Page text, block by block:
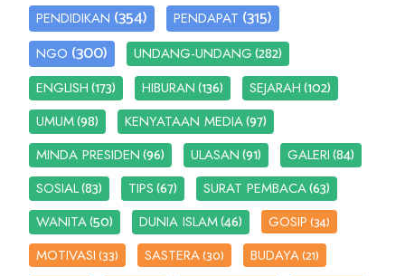
PENDIDIKAN (354) PENDAPAT (315)
NGO (300) UNDANG-UNDANG(282)
ENGLISH(173) HIBURAN(136) SEJARAH(102)
UMUM(98) KENYATAAN MEDIA(97)
MINDA PRESIDEN(96) ULASAN(91) GALERI(84)
SOSIAL(83) TIPS(67) SURAT PEMBACA(63)
WANITA(50) DUNIA ISLAM(46) GOSIP(34)
MOTIVASI(33) SASTERA(30) BUDAYA(21)